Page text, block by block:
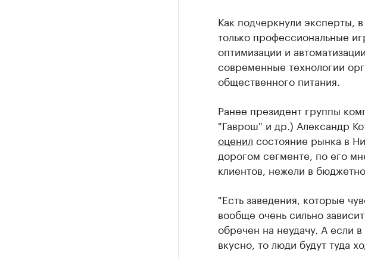
Как подчеркнули эксперты,
только профессиональные
оптимизации и
современные технологии
общественного питания.
Ранее президент группы
"Гаврош" и др.) Александр
оценил состояние рынка в
дорогом сегменте, по его
клиентов, нежели в
"Есть заведения, которые
вообще очень сильно
обречен на неудачу. А если
вкусно, то люди будут туда